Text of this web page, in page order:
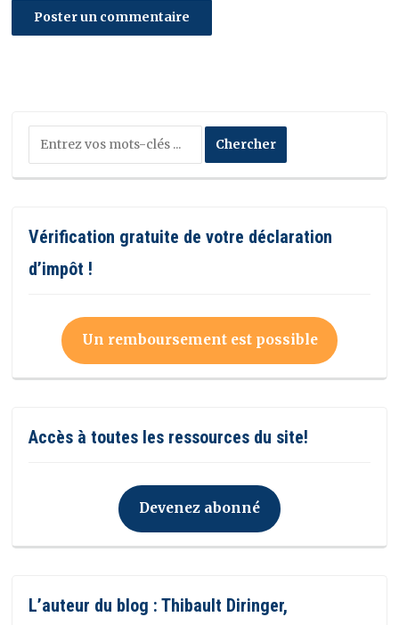
Vérification gratuite de votre déclaration
d’impôt !
Un remboursement est possible
Accès à toutes les ressources du site!
Devenez abonné
L’auteur du blog : Thibault Diringer,